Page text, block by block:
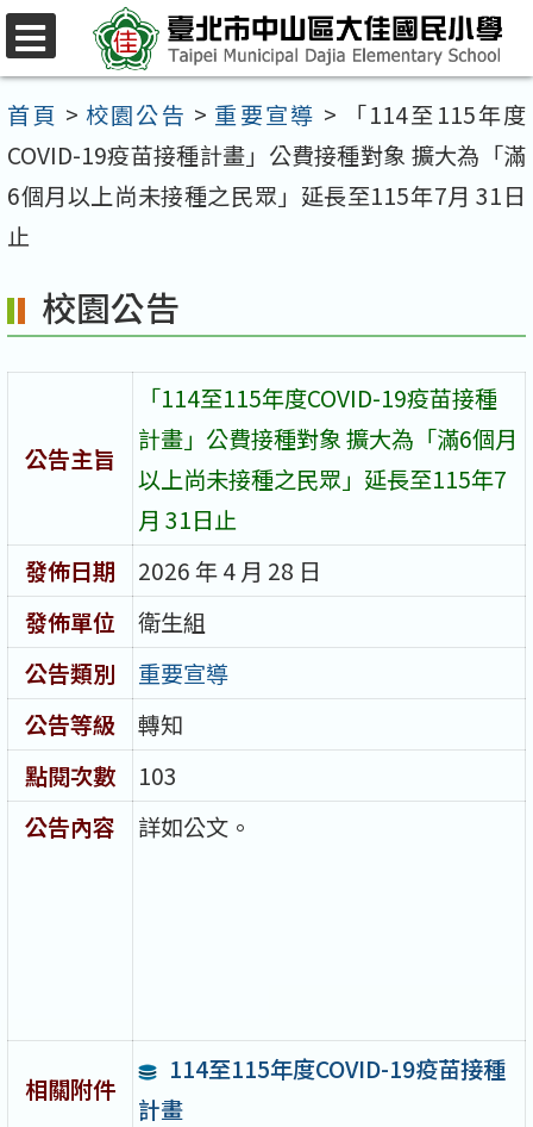
跳
至
主
要
內
容
首頁 > 校園公告 > 重要宣導 >
「114至115年度
COVID-19疫苗接種計畫」公費接種對象 擴大為「滿
6個月以上尚未接種之民眾」延長至115年7月 31日
止
校園公告
公告主旨
「114至115年度COVID-19疫苗接種
計畫」公費接種對象 擴大為「滿6個月
以上尚未接種之民眾」延長至115年7
月 31日止
發佈日期
2026 年 4 月 28 日
發佈單位
衛生組
公告類別
重要宣導
公告等級
轉知
點閱次數
103
公告內容
詳如公文。
相關附件
114至115年度COVID-19疫苗接種
計畫
選
單